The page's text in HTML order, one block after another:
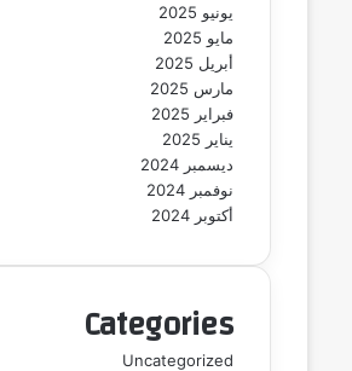
يونيو 2025
مايو 2025
أبريل 2025
مارس 2025
فبراير 2025
يناير 2025
ديسمبر 2024
نوفمبر 2024
أكتوبر 2024
Categories
Uncategorized